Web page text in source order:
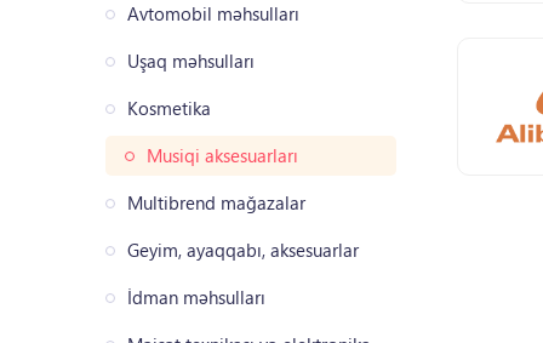
Avtomobil məhsulları
Uşaq məhsulları
Kosmetika
Musiqi aksesuarları
Multibrend mağazalar
Geyim, ayaqqabı, aksesuarlar
İdman məhsulları